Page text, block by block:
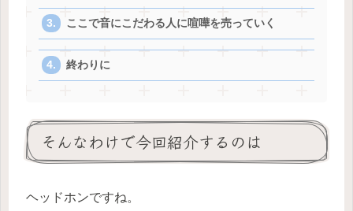
ここで音にこだわる人に喧嘩を売っていく
終わりに
そんなわけで今回紹介するのは
ヘッドホンですね。